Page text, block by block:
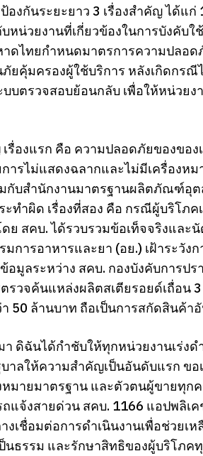
กันระยะยาว 3 เรื่องสำคัญ ได้แก่
หน่วยงานที่เกี่ยวข้องในการบังคั
ดไทยกำหนดมาตรการความปลอ
คุ้มครองผู้ใช้บริการ หลังเกิดกร
ตรวจสอบย้อนกลับ เพื่อให้หน่วยง
องแรก คือ ความปลอดภัยของขอ
รไม่แสดงฉลากและไม่มีเครื่องห
บสำนักงานมาตรฐานผลิตภัณฑ์อุต
ทำผิด เรื่องที่สอง คือ กรณีผู้บริโภ
สคบ. ได้รวบรวมข้อเท็จจริงและนั
ารอาหารและยา (อย.) เฝ้าระวัง
ลระหว่าง สคบ. กองบังคับการปร
วจค้นแหล่งผลิตสเตียรอยด์เถื่อน
50 ล้านบาท ถือเป็นการสกัดสินค้
ดิฉันได้กำชับให้ทุกหน่วยงานเร่ง
ลให้ความสำคัญเป็นอันดับแรก ข
มายมาตรฐาน และตัวตนผู้ขายทุก
จ้งสายด่วน สคบ. 1166 แอปพลิเค
เชื่อมต่อการดำเนินงานเพื่อช่วย
นธรรม และรักษาสิทธิของผู้บริโภค